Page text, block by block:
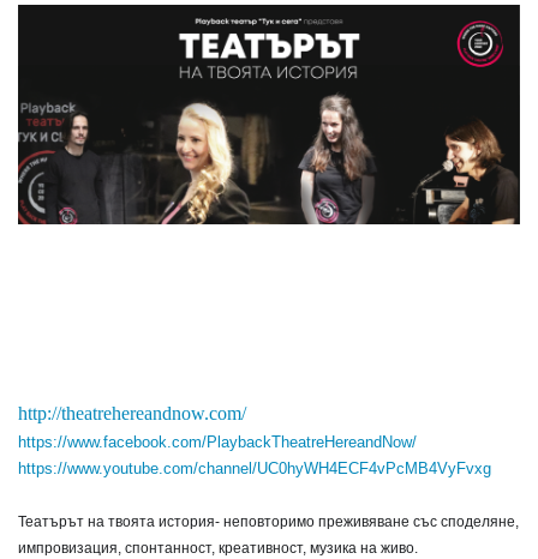
http://theatrehereandnow.com/
https://www.facebook.com/PlaybackTheatreHereandNow/
https://www.youtube.com/channel/UC0hyWH4ECF4vPcMB4VyFvxg
Театърът на твоята история- неповторимо преживяване със споделяне,
импровизация, спонтанност, креативност, музика на живо.